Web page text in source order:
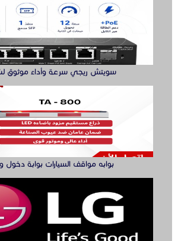
بوابه مواقف السيارات بوابة دخول
صيانة التلفزيةن والصوتيات